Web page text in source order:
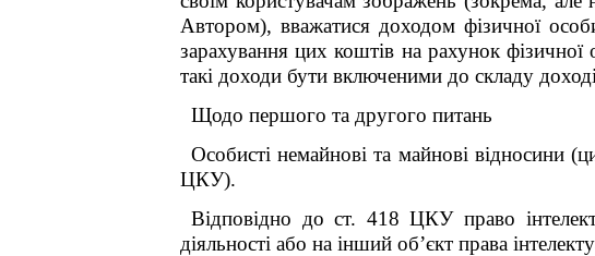
Автором), вважатися доходом фізичної
зарахування цих коштів на рахунок
такі доходи бути включеними до складу
Щодо першого та другого питань
Особисті немайнові та майнові відносини
ЦКУ).
Відповідно до ст. 418 ЦКУ право
діяльності або на інший об’єкт права